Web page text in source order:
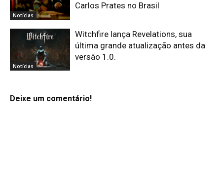
Notícias
Carlos Prates no Brasil
Notícias
Witchfire lança Revelations, sua
última grande atualização antes da
versão 1.0.
Deixe um comentário!